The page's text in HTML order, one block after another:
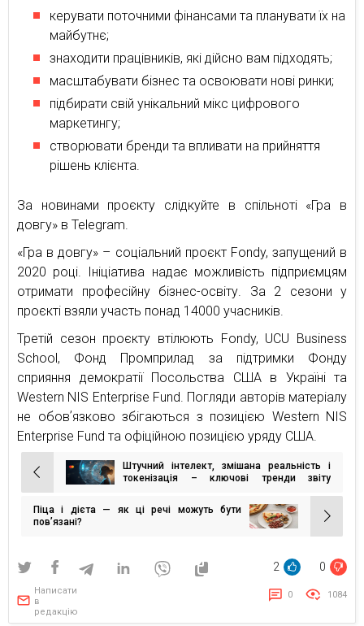
керувати поточними фінансами та планувати їх на
майбутнє;
знаходити працівників, які дійсно вам підходять;
масштабувати бізнес та освоювати нові ринки;
підбирати свій унікальний мікс цифрового
маркетингу;
створювати бренди та впливати на прийняття
рішень клієнта.
За новинами проєкту слідкуйте в спільноті «Гра в
довгу» в Telegram.
«Гра в довгу» – соціальний проєкт Fondy, запущений в
2020 році. Ініціатива надає можливість підприємцям
отримати професійну бізнес-освіту. За 2 сезони у
проєкті взяли участь понад 14000 учасників.
Третій сезон проєкту втілюють Fondy, UCU Business
School, Фонд Промприлад за підтримки Фонду
сприяння демократії Посольства США в Україні та
Western NIS Enterprise Fund. Погляди авторів матеріалу
не обовʼязково збігаються з позицією Western NIS
Enterprise Fund та офіційною позицією уряду США.
Навігація
записів
Штучний інтелект, змішана реальність і
токенізація – ключові тренди звіту
Піца і дієта — як ці речі можуть бути
пов’язані?
2 0
Написати
в
редакцію
0 1084